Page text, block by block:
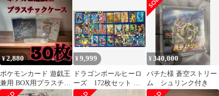
ーダー63
付き 新品未開封
¥2,880
ポケモンカード 遊戯王
兼用 BOX用プラスチッ
クケース ボックスロ
¥9,999
ドラゴンボールヒーロ
ーズ 172枚セット ベ
ジット 孫悟空 フリーザ
¥340,000
パチた様 蒼空ストリー
ム シュリンク付き